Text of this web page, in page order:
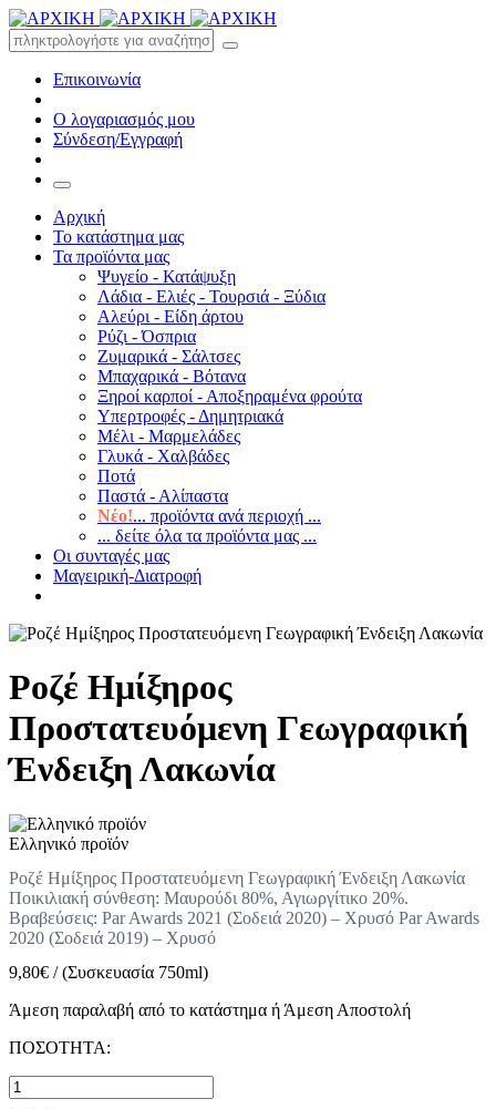
Επικοινωνία
Ο λογαριασμός μου
Σύνδεση/Εγγραφή
Αρχική
Το κατάστημα μας
Τα προϊόντα μας
Ψυγείο - Κατάψυξη
Λάδια - Ελιές - Τουρσιά - Ξύδια
Αλεύρι - Είδη άρτου
Ρύζι - Όσπρια
Ζυμαρικά - Σάλτσες
Μπαχαρικά - Βότανα
Ξηροί καρποί - Αποξηραμένα φρούτα
Υπερτροφές - Δημητριακά
Μέλι - Μαρμελάδες
Γλυκά - Χαλβάδες
Ποτά
Παστά - Αλίπαστα
Νέο!... προϊόντα ανά περιοχή ...
... δείτε όλα τα προϊόντα μας ...
Οι συνταγές μας
Μαγειρική-Διατροφή
Ροζέ Ημίξηρος
Προστατευόμενη Γεωγραφική
Ένδειξη Λακωνία
Ελληνικό προϊόν
Ροζέ Ημίξηρος Προστατευόμενη Γεωγραφική Ένδειξη Λακωνία
Ποικιλιακή σύνθεση: Μαυρούδι 80%, Αγιωργίτικο 20%.
Βραβεύσεις: Par Awards 2021 (Σοδειά 2020) – Χρυσό Par Awards
2020 (Σοδειά 2019) – Χρυσό
9,80€ /(Συσκευασία 750ml)
Άμεση παραλαβή από το κατάστημα ή Άμεση Αποστολή
ΠΟΣΟΤΗΤΑ: